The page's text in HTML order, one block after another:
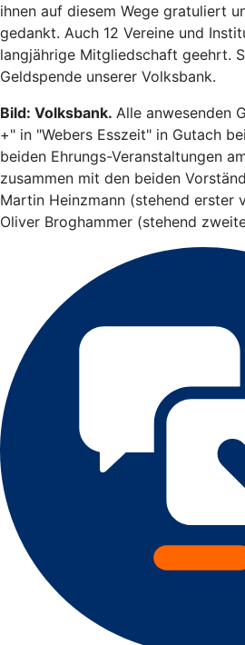
ihnen auf diesem Wege gratuliert
gedankt. Auch 12 Vereine und
langjährige Mitgliedschaft geehrt.
Geldspende unserer Volksbank.
Bild: Volksbank. Alle anwesenden
+" in "Webers Esszeit" in Gutach
beiden Ehrungs-Veranstaltungen
zusammen mit den beiden
Martin Heinzmann (stehend erster
Oliver Broghammer (stehend